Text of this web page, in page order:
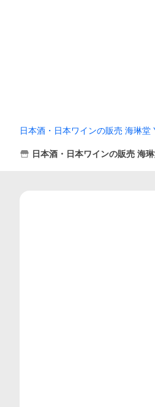
日本酒・日本ワインの販売 海琳堂
日本酒・日本ワインの販売 海